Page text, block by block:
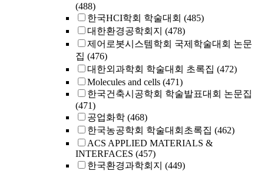
(488)
한국HCI학회 학술대회 (485)
대한환경공학회지 (478)
제어로봇시스템학회 국제학술대회 논문
집 (476)
대한외과학회 학술대회 초록집 (472)
Molecules and cells (471)
한국건축시공학회 학술발표대회 논문집
(471)
공업화학 (468)
한국농공학회 학술대회초록집 (462)
ACS APPLIED MATERIALS &
INTERFACES (457)
한국환경과학회지 (449)